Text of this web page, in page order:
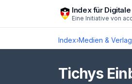
Zum Hauptinhalt springen
Index für
Eine Initiative von
Index›Medien &
Tichys